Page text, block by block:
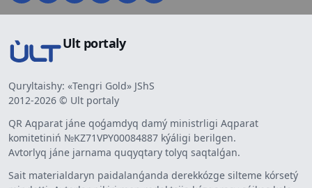
Ult portaly
Quryltaishy: «Tengri Gold» JShS
2012-2026 © Ult portaly
QR Aqparat jáne qoǵamdyq damý ministrligi Aqparat
komitetiniń №KZ71VPY00084887 kýáligi berilgen.
Avtorlyq jáne jarnama quqyqtary tolyq saqtalǵan.
Sait materialdaryn paidalanǵanda derekkózge silteme kórsetý